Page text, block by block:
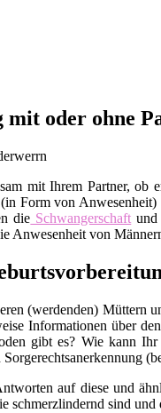
mit oder ohne
mit Ihrem Partner,
Form von
die Schwangerschaft und
Anwesenheit von
(werdenden) Müttern
Informationen über
gibt es? Wie kann
auf diese und
schmerzlindernd sind